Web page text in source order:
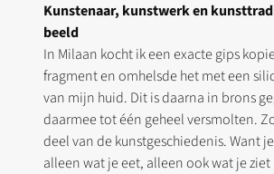
Kunstenaar, kunstwerk en
beeld
In Milaan kocht ik een exacte gips
fragment en omhelsde het met een
van mijn huid. Dit is daarna in brons
daarmee tot één geheel versmolten.
deel van de kunstgeschiedenis. Want
alleen wat je eet, alleen ook wat je ziet